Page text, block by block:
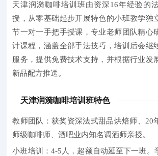
天津润漪咖啡培训班由资深16年经验的
授，从零基础起步开展特色的小班教学独
节一对一手把手授课，专业老师团队精心
计课程，涵盖全部手法技巧，培训后会继
服务，提供免费技术支持，并根据行业发
新品配方推送。
天津润漪咖啡培训班特色
教师团队：获奖资深法式甜品烘焙师、20
师级咖啡师、酒吧业内知名调酒师亲授。
小班培训：4-5人，超额自动延至下一班。